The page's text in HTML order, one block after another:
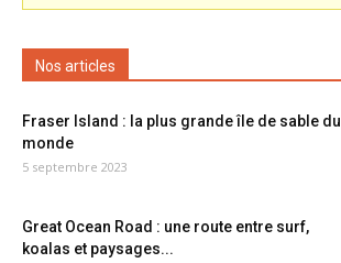
Nos articles
Fraser Island : la plus grande île de sable du
monde
5 septembre 2023
Great Ocean Road : une route entre surf,
koalas et paysages...